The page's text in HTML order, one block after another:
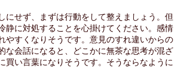
にせず、まずは行動をして整えましょう。但
静に対処することを心掛けてください。感情
やすくなりそうです。意見のすれ違いからの
な会話になると、どこかに無茶な思考が混ざ
買い言葉になりそうです。そうならなように